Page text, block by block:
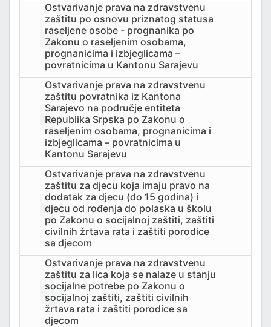
Ostvarivanje prava na zdravstvenu
zaštitu po osnovu priznatog statusa
raseljene osobe - prognanika po
Zakonu o raseljenim osobama,
prognanicima i izbjeglicama –
povratnicima u Kantonu Sarajevu
Ostvarivanje prava na zdravstvenu
zaštitu povratnika iz Kantona
Sarajevo na područje entiteta
Republika Srpska po Zakonu o
raseljenim osobama, prognanicima i
izbjeglicama – povratnicima u
Kantonu Sarajevu
Ostvarivanje prava na zdravstvenu
zaštitu za djecu koja imaju pravo na
dodatak za djecu (do 15 godina) i
djecu od rođenja do polaska u školu
po Zakonu o socijalnoj zaštiti, zaštiti
civilnih žrtava rata i zaštiti porodice
sa djecom
Ostvarivanje prava na zdravstvenu
zaštitu za lica koja se nalaze u stanju
socijalne potrebe po Zakonu o
socijalnoj zaštiti, zaštiti civilnih
žrtava rata i zaštiti porodice sa
djecom